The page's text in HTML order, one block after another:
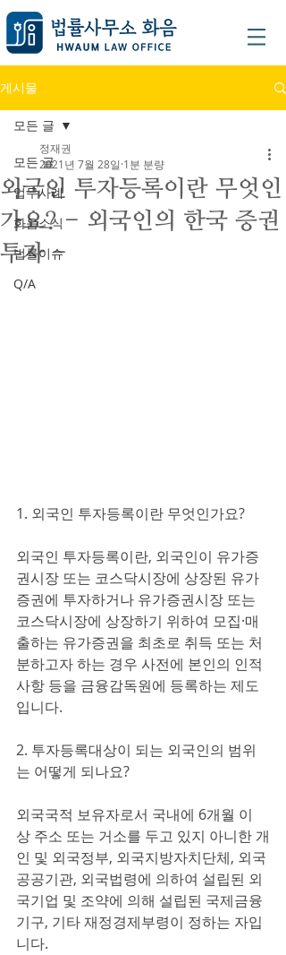
게시물
모든 글
업무사례
화음소식
법률이슈
Q/A
모든 글
외국인 투자등록이란 무엇인
가요? - 외국인의 한국 증권
투자 -
정재권
2021년 7월 28일 1분 분량
1. 외국인 투자등록이란 무엇인가요?
외국인 투자등록이란, 외국인이 유가증
권시장 또는 코스닥시장에 상장된 유가
증권에 투자하거나 유가증권시장 또는
코스닥시장에 상장하기 위하여 모집·매
출하는 유가증권을 최초로 취득 또는 처
분하고자 하는 경우 사전에 본인의 인적
사항 등을 금융감독원에 등록하는 제도
입니다.
2. 투자등록대상이 되는 외국인의 범위
는 어떻게 되나요?
외국국적 보유자로서 국내에 6개월 이
상 주소 또는 거소를 두고 있지 아니한 개
인 및 외국정부, 외국지방자치단체, 외국
공공기관, 외국법령에 의하여 설립된 외
국기업 및 조약에 의해 설립된 국제금융
기구, 기타 재정경제부령이 정하는 자입
니다.